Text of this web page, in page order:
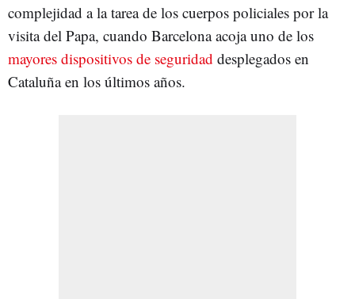
complejidad a la tarea de los cuerpos policiales por la
visita del Papa, cuando Barcelona acoja uno de los
mayores dispositivos de seguridad desplegados en
Cataluña en los últimos años.